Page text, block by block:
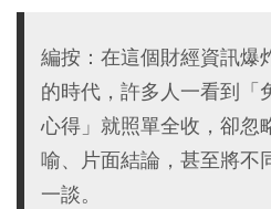
編按：在這個財經資訊爆
的時代，許多人一看到「
心得」就照單全收，卻忽
喻、片面結論，甚至將不
一談。